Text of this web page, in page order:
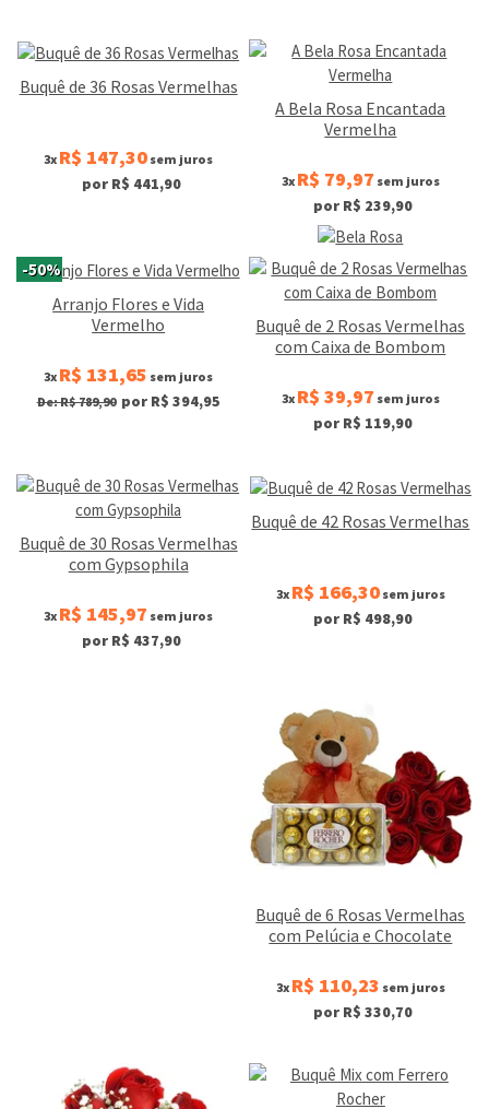
Buquê de 36 Rosas Vermelhas
3x R$ 147,30 sem juros
por R$ 441,90
A Bela Rosa Encantada
Vermelha
3x R$ 79,97 sem juros
por R$ 239,90
-50%
Arranjo Flores e Vida
Vermelho
3x R$ 131,65 sem juros
De: R$ 789,90 por R$ 394,95
Buquê de 2 Rosas Vermelhas
com Caixa de Bombom
3x R$ 39,97 sem juros
por R$ 119,90
Buquê de 30 Rosas Vermelhas
com Gypsophila
3x R$ 145,97 sem juros
por R$ 437,90
Buquê de 42 Rosas Vermelhas
3x R$ 166,30sem juros
por R$ 498,90
Buquê de 6 Rosas Vermelhas
com Pelúcia e Chocolate
3x R$ 110,23 sem juros
por R$ 330,70